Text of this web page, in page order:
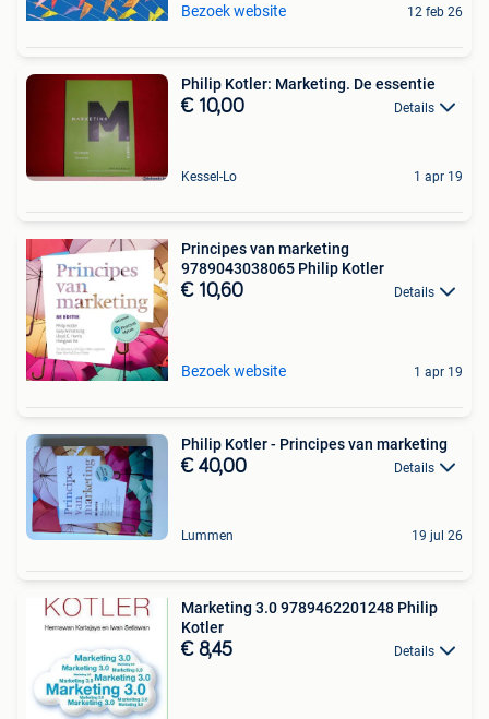
Bezoek website 12 feb 26
Philip Kotler: Marketing. De essentie
€ 10,00 Details
Kessel-Lo 1 apr 19
Principes van marketing
9789043038065 Philip Kotler
€ 10,60 Details
Bezoek website 1 apr 19
Philip Kotler - Principes van marketing
€ 40,00 Details
Lummen 19 jul 26
Marketing 3.0 9789462201248 Philip
Kotler
€ 8,45 Details